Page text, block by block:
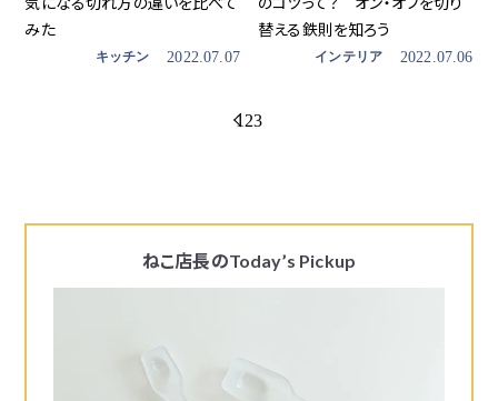
みた
キッチン 2022.07.07
替える鉄則を知ろう
インテリア 2022.07.06
1 23
ねこ店長のToday’s Pickup